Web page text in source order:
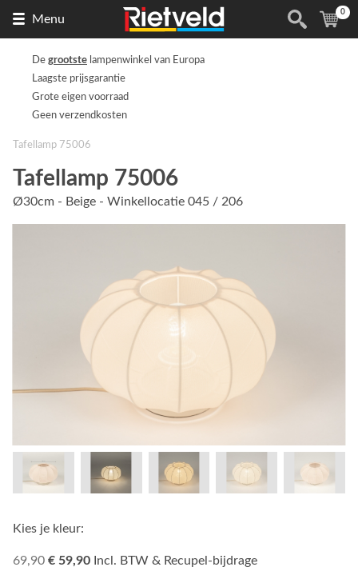
Menu
de
(
0
De grootste lampenwinkel van Europa
Laagste prijsgarantie
Grote eigen voorraad
Geen verzendkosten
Tafellamp 75006
Tafellamp 75006
Ø30cm - Beige - Winkellocatie 045 / 206
Kies je kleur:
69,90 € 59,90 Incl. BTW & Recupel-bijdrage